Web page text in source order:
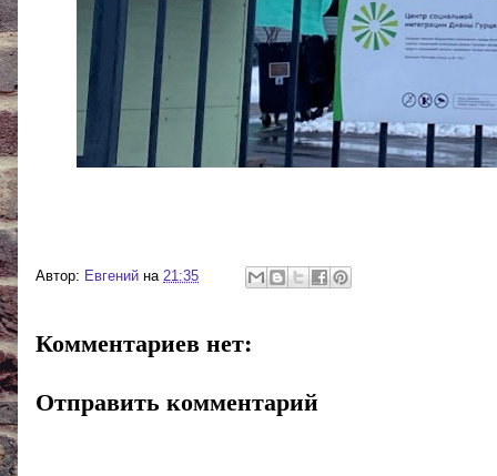
Автор: Евгений на 21:35
Комментариев нет:
Отправить комментарий